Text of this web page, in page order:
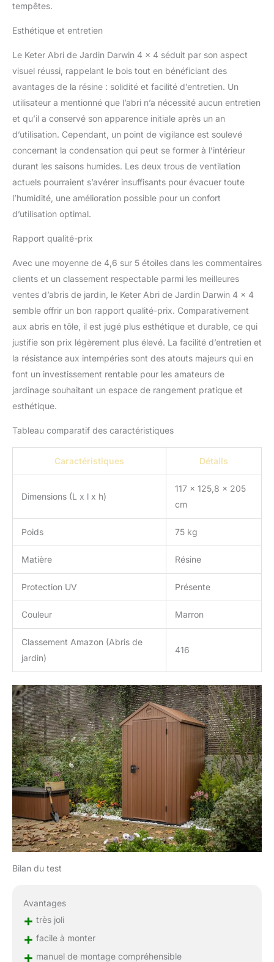
Dimensions extérieures :
190 x 244 x H 221 cm.
Dimensions intérieures :
tempêtes.
Esthétique et entretien
Le Keter Abri de Jardin Darwin 4 x 4 séduit par son aspect
visuel réussi, rappelant le bois tout en bénéficiant des
avantages de la résine : solidité et facilité d’entretien. Un
utilisateur a mentionné que l’abri n’a nécessité aucun entretien
et qu’il a conservé son apparence initiale après un an
d’utilisation. Cependant, un point de vigilance est soulevé
concernant la condensation qui peut se former à l’intérieur
durant les saisons humides. Les deux trous de ventilation
actuels pourraient s’avérer insuffisants pour évacuer toute
l’humidité, une amélioration possible pour un confort
d’utilisation optimal.
Rapport qualité-prix
Avec une moyenne de 4,6 sur 5 étoiles dans les commentaires
clients et un classement respectable parmi les meilleures
ventes d’abris de jardin, le Keter Abri de Jardin Darwin 4 x 4
semble offrir un bon rapport qualité-prix. Comparativement
aux abris en tôle, il est jugé plus esthétique et durable, ce qui
justifie son prix légèrement plus élevé. La facilité d’entretien et
la résistance aux intempéries sont des atouts majeurs qui en
font un investissement rentable pour les amateurs de
jardinage souhaitant un espace de rangement pratique et
esthétique.
Tableau comparatif des caractéristiques
Caractéristiques Détails
Dimensions (L x l x h)
117 x 125,8 x 205
cm
Poids 75 kg
Matière Résine
Protection UV Présente
Couleur Marron
Classement Amazon (Abris de
jardin)
416
Bilan du test
Avantages
+ très joli
+ facile à monter
+ manuel de montage compréhensible